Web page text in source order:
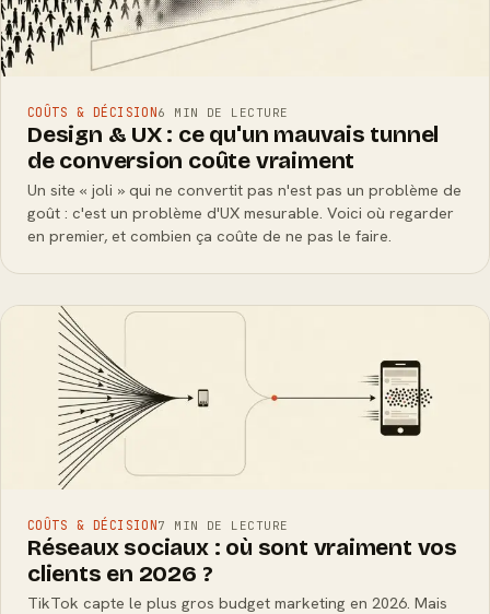
COÛTS & DÉCISION6 MIN DE LECTURE
Design & UX : ce qu'un mauvais tunnel
de conversion coûte vraiment
Un site « joli » qui ne convertit pas n'est pas un problème de
goût : c'est un problème d'UX mesurable. Voici où regarder
en premier, et combien ça coûte de ne pas le faire.
COÛTS & DÉCISION7 MIN DE LECTURE
Réseaux sociaux : où sont vraiment vos
clients en 2026 ?
TikTok capte le plus gros budget marketing en 2026. Mais